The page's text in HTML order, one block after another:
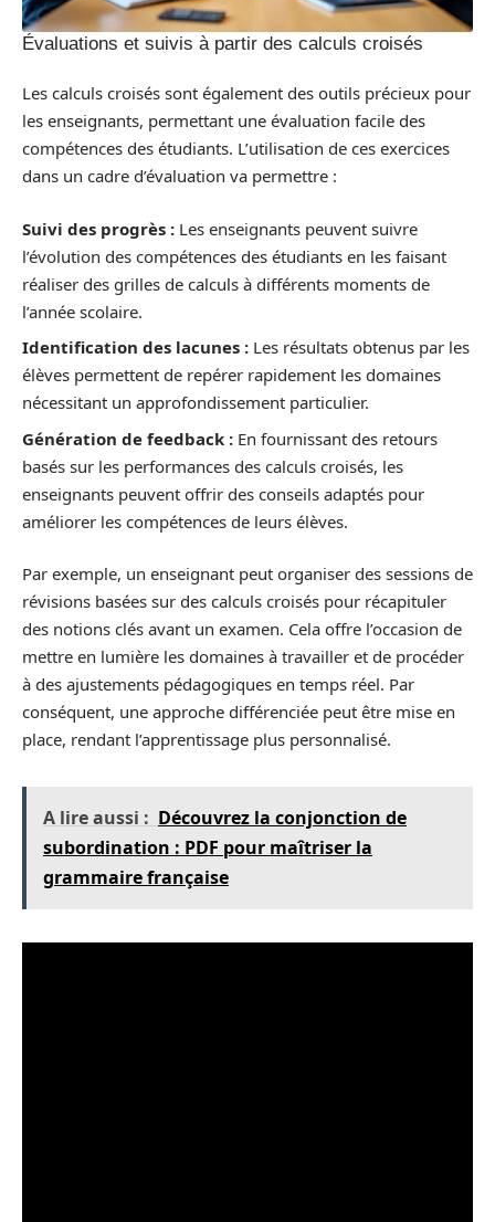
Évaluations et suivis à partir des calculs croisés
Les calculs croisés sont également des outils précieux pour
les enseignants, permettant une évaluation facile des
compétences des étudiants. L’utilisation de ces exercices
dans un cadre d’évaluation va permettre :
Suivi des progrès : Les enseignants peuvent suivre
l’évolution des compétences des étudiants en les faisant
réaliser des grilles de calculs à différents moments de
l’année scolaire.
Identification des lacunes : Les résultats obtenus par les
élèves permettent de repérer rapidement les domaines
nécessitant un approfondissement particulier.
Génération de feedback : En fournissant des retours
basés sur les performances des calculs croisés, les
enseignants peuvent offrir des conseils adaptés pour
améliorer les compétences de leurs élèves.
Par exemple, un enseignant peut organiser des sessions de
révisions basées sur des calculs croisés pour récapituler
des notions clés avant un examen. Cela offre l’occasion de
mettre en lumière les domaines à travailler et de procéder
à des ajustements pédagogiques en temps réel. Par
conséquent, une approche différenciée peut être mise en
place, rendant l’apprentissage plus personnalisé.
A lire aussi : Découvrez la conjonction de
subordination : PDF pour maîtriser la
grammaire française